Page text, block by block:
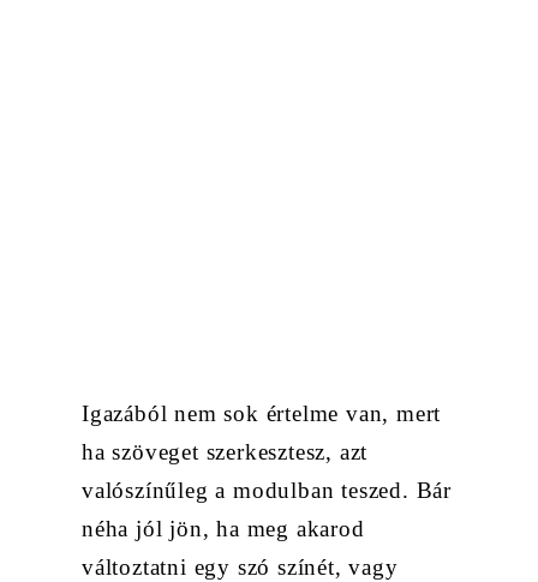
Igazából nem sok értelme van, mert
ha szöveget szerkesztesz, azt
valószínűleg a modulban teszed. Bár
néha jól jön, ha meg akarod
változtatni egy szó színét, vagy